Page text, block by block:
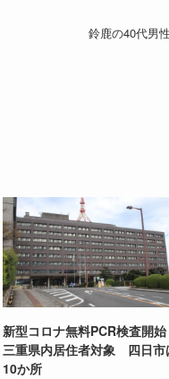
鈴鹿の40代男
新型コロナ無料PCR検査開始
三重県内居住者対象 四日市
10か所